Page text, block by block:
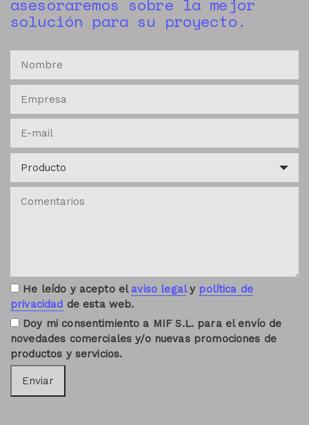
asesoraremos sobre la mejor
solución para su proyecto.
He leído y acepto el aviso legaly política de
privacidad de esta web.
Doy mi consentimiento a MIF S.L. para el envío de
novedades comerciales y/o nuevas promociones de
productos y servicios.